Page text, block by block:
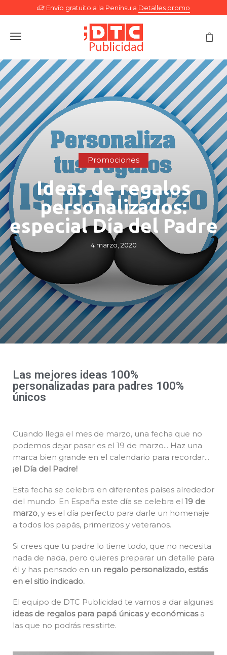
Envío gratuito a la Península Detalles promo
Menu
Promociones
Ideas de regalos
personalizados:
especial Día del Padre
4 marzo, 2020
Las mejores ideas 100%
personalizadas para padres 100%
únicos
Cuando llega el mes de marzo, una fecha que no
podemos dejar pasar es el 19 de marzo… Haz una
marca bien grande en el calendario para recordar…
¡el Día del Padre!
Esta fecha se celebra en diferentes países alrededor
del mundo. En España este día se celebra el 19 de
marzo, y es el día perfecto para darle un homenaje
a todos los papás, primerizos y veteranos.
Si crees que tu padre lo tiene todo, que no necesita
nada de nada, pero quieres preparar un detalle para
él y has pensado en un regalo personalizado, estás
en el sitio indicado.
El equipo de DTC Publicidad te vamos a dar algunas
ideas de regalos para papá únicas y económicas a
las que no podrás resistirte.